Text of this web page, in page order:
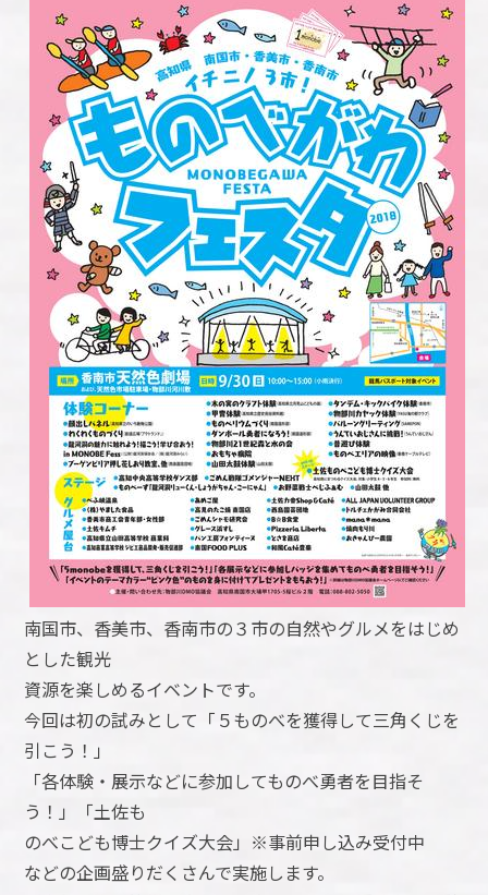
南国市、香美市、香南市の３市の自然やグルメをはじめ
とした観光
資源を楽しめるイベントです。
今回は初の試みとして「５ものべを獲得して三角くじを
引こう！」
「各体験・展示などに参加してものべ勇者を目指そ
う！」「土佐も
のべこども博士クイズ大会」※事前申し込み受付中
などの企画盛りだくさんで実施します。